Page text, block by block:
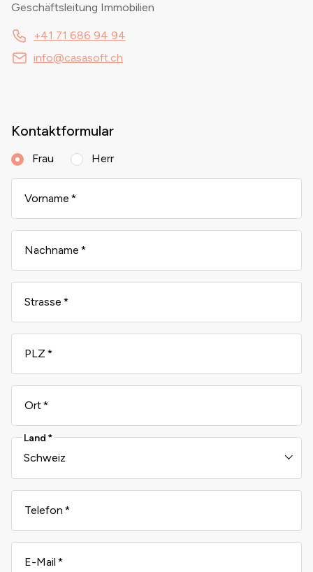
Geschäftsleitung Immobilien
+41 71 686 94 94
info@casasoft.ch
Kontaktformular
Frau Herr
Vorname
Nachname
Strasse
PLZ
Ort
Land
Telefon
E-Mail